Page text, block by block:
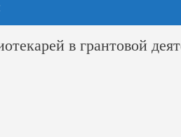
в грантовой